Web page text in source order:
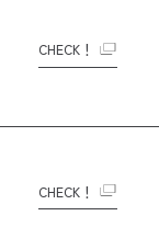
CHECK！
CHECK！